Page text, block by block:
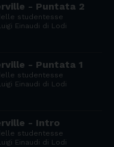
- Puntata 2
studentesse
Einaudi di Lodi
- Puntata 1
studentesse
Einaudi di Lodi
- Intro
studentesse
Einaudi di Lodi